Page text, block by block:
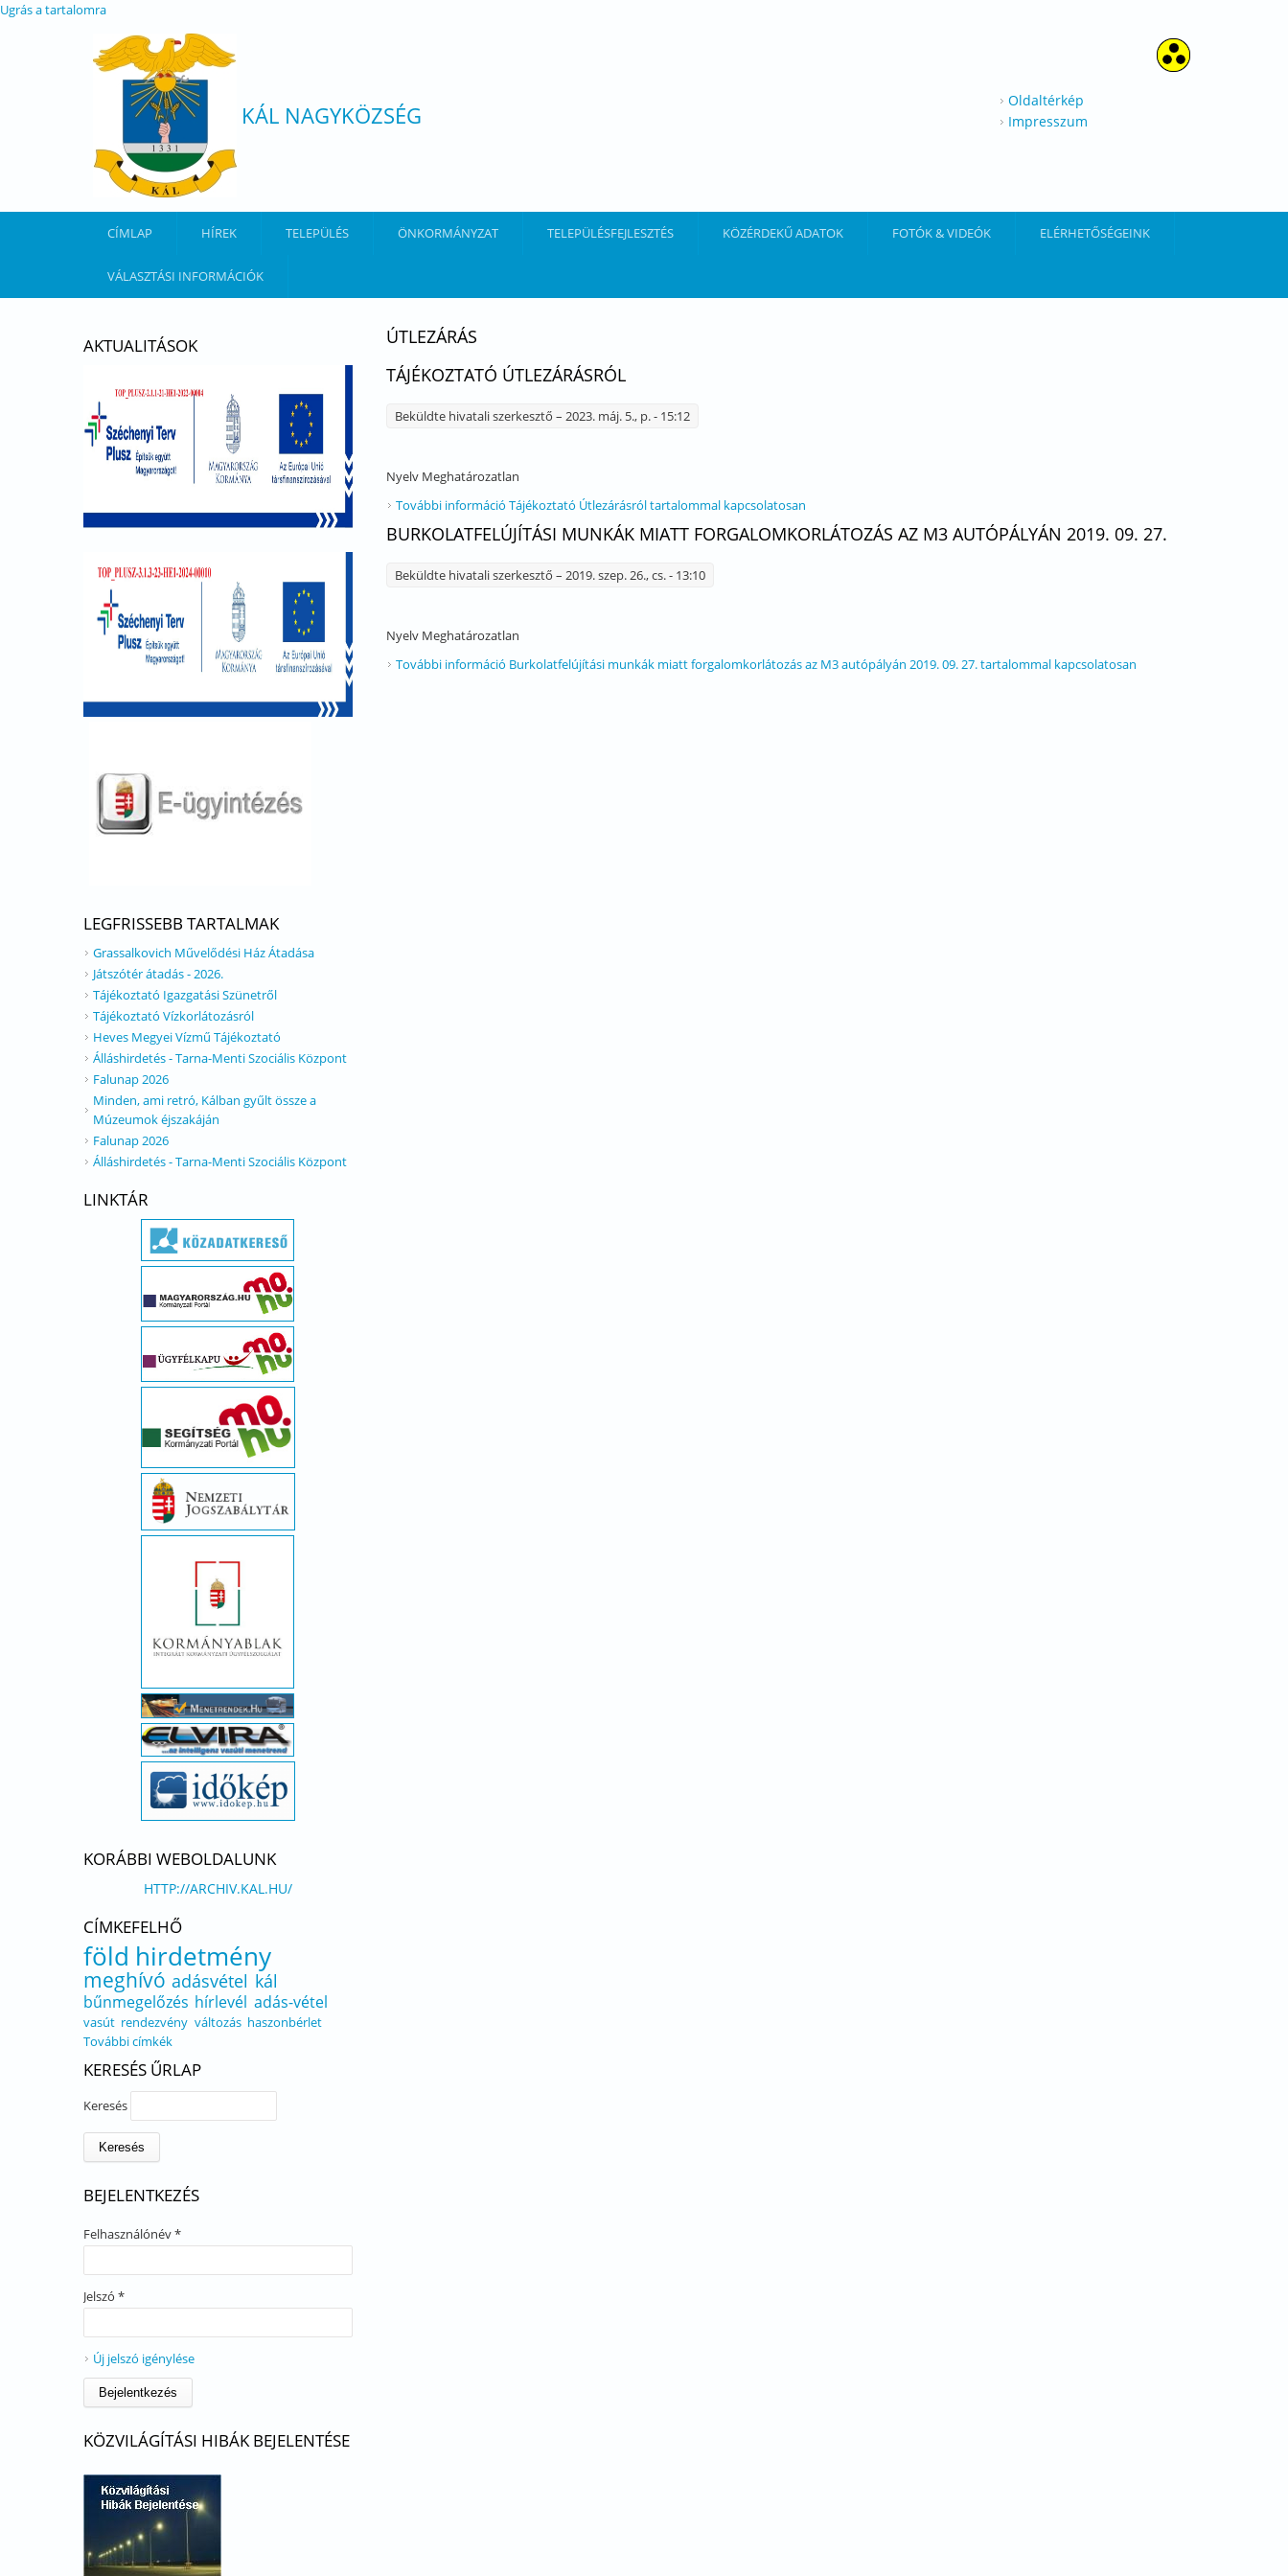
Ugrás a tartalomra
KÁL NAGYKÖZSÉG
Oldaltérkép
Impresszum
CÍMLAP HÍREK TELEPÜLÉS ÖNKORMÁNYZAT TELEPÜLÉSFEJLESZTÉS KÖZÉRDEKŰ ADATOK FOTÓK & VIDEÓK ELÉRHETŐSÉGEINK
VÁLASZTÁSI INFORMÁCIÓK
ÚTLEZÁRÁS
TÁJÉKOZTATÓ ÚTLEZÁRÁSRÓL
Beküldte hivatali szerkesztő – 2023. máj. 5., p. - 15:12
Nyelv Meghatározatlan
További információ Tájékoztató Útlezárásról tartalommal kapcsolatosan
BURKOLATFELÚJÍTÁSI MUNKÁK MIATT FORGALOMKORLÁTOZÁS AZ M3 AUTÓPÁLYÁN 2019. 09. 27.
Beküldte hivatali szerkesztő – 2019. szep. 26., cs. - 13:10
Nyelv Meghatározatlan
További információ Burkolatfelújítási munkák miatt forgalomkorlátozás az M3 autópályán 2019. 09. 27. tartalommal kapcsolatosan
AKTUALITÁSOK
LEGFRISSEBB TARTALMAK
Grassalkovich Művelődési Ház Átadása
Játszótér átadás - 2026.
Tájékoztató Igazgatási Szünetről
Tájékoztató Vízkorlátozásról
Heves Megyei Vízmű Tájékoztató
Álláshirdetés - Tarna-Menti Szociális Központ
Falunap 2026
Minden, ami retró, Kálban gyűlt össze a
Múzeumok éjszakáján
Falunap 2026
Álláshirdetés - Tarna-Menti Szociális Központ
LINKTÁR
KORÁBBI WEBOLDALUNK
HTTP://ARCHIV.KAL.HU/
CÍMKEFELHŐ
föld hirdetmény
meghívó adásvétel kál
bűnmegelőzés hírlevél adás-vétel
vasút rendezvény változás haszonbérlet
További címkék
KERESÉS ŰRLAP
Keresés
BEJELENTKEZÉS
Felhasználónév*
Jelszó *
Új jelszó igénylése
KÖZVILÁGÍTÁSI HIBÁK BEJELENTÉSE